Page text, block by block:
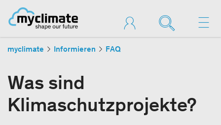
myclimate Informieren FAQ
Was sind
Klimaschutzprojekte?